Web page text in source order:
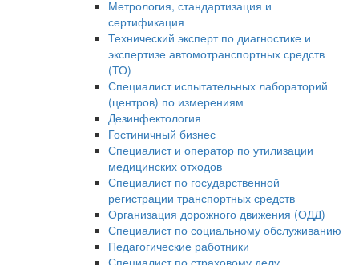
Метрология, стандартизация и
сертификация
Технический эксперт по диагностике и
экспертизе автомотранспортных средств
(ТО)
Специалист испытательных лабораторий
(центров) по измерениям
Дезинфектология
Гостиничный бизнес
Специалист и оператор по утилизации
медицинских отходов
Специалист по государственной
регистрации транспортных средств
Организация дорожного движения (ОДД)
Специалист по социальному обслуживанию
Педагогические работники
Специалист по страховому делу